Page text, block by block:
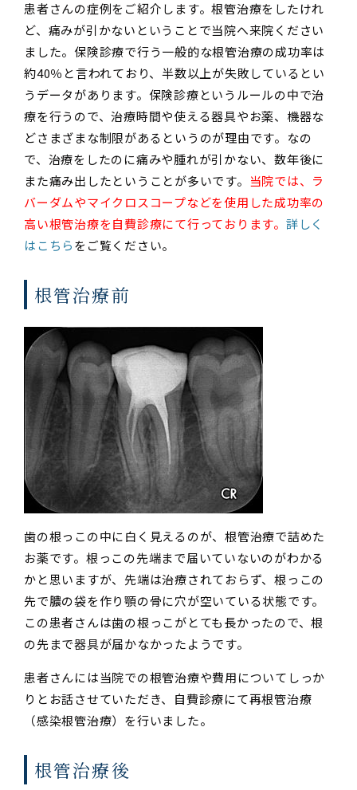
患者さんの症例をご紹介します。根管治療をしたけれ
ど、痛みが引かないということで当院へ来院ください
ました。保険診療で行う一般的な根管治療の成功率は
約40％と言われており、半数以上が失敗しているとい
うデータがあります。保険診療というルールの中で治
療を行うので、治療時間や使える器具やお薬、機器な
どさまざまな制限があるというのが理由です。なの
で、治療をしたのに痛みや腫れが引かない、数年後に
また痛み出したということが多いです。 当院では、ラ
バーダムやマイクロスコープなどを使用した成功率の
高い根管治療を自費診療にて行っております。 詳しく
はこちらをご覧ください。
根管治療前
歯の根っこの中に白く見えるのが、根管治療で詰めた
お薬です。根っこの先端まで届いていないのがわかる
かと思いますが、先端は治療されておらず、根っこの
先で膿の袋を作り顎の骨に穴が空いている状態です。
この患者さんは歯の根っこがとても長かったので、根
の先まで器具が届かなかったようです。
患者さんには当院での根管治療や費用についてしっか
りとお話させていただき、自費診療にて再根管治療
（感染根管治療）を行いました。
根管治療後